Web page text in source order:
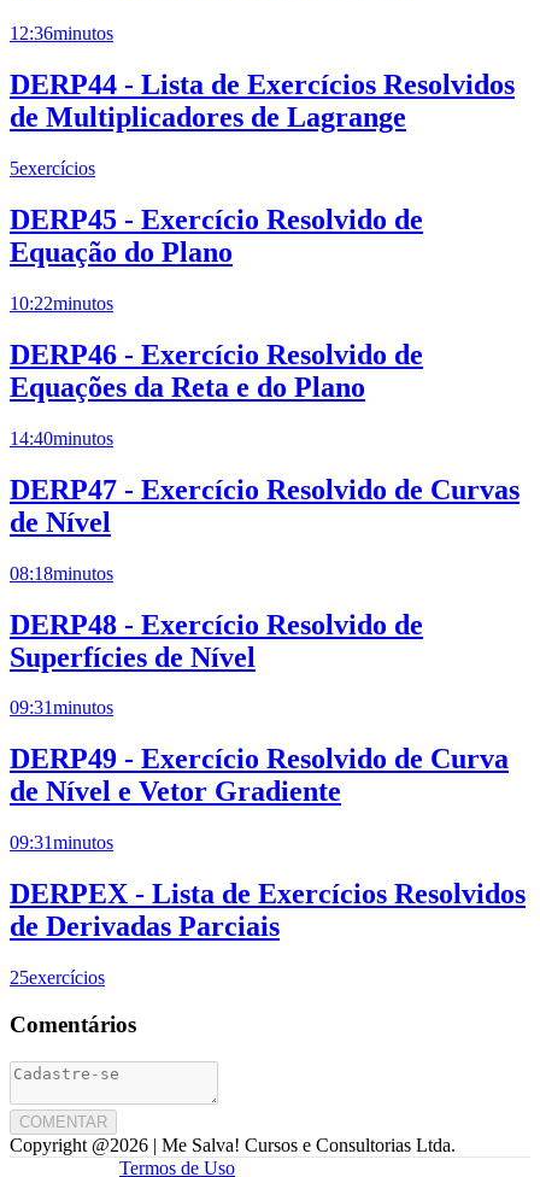
12:36minutos
DERP44 - Lista de Exercícios Resolvidos
de Multiplicadores de Lagrange
5exercícios
DERP45 - Exercício Resolvido de
Equação do Plano
10:22minutos
DERP46 - Exercício Resolvido de
Equações da Reta e do Plano
14:40minutos
DERP47 - Exercício Resolvido de Curvas
de Nível
08:18minutos
DERP48 - Exercício Resolvido de
Superfícies de Nível
09:31minutos
DERP49 - Exercício Resolvido de Curva
de Nível e Vetor Gradiente
09:31minutos
DERPEX - Lista de Exercícios Resolvidos
de Derivadas Parciais
25exercícios
Comentários
COMENTAR
Copyright @2026 | Me Salva! Cursos e Consultorias Ltda.
Termos de Uso